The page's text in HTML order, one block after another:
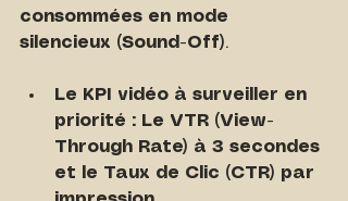
consommées en mode
silencieux (Sound-Off).
Le KPI vidéo à surveiller en
priorité : Le VTR (View-
Through Rate) à 3 secondes
et le Taux de Clic (CTR) par